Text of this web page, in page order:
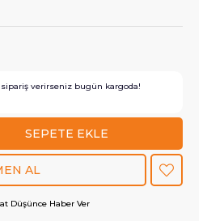
verirseniz bugün kargoda!
Düşünce Haber Ver